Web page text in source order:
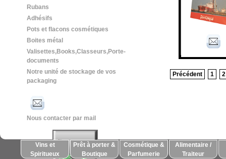
Rubans
Adhésifs
Pots et flacons cosmétiques
Boites métal
Valisettes,Books,Classeurs,Porte-
documents
Notre unité de stockage de vos
packaging
Nous contacter par mail
Précédent 1 2
Vins et
Spiritueux
Prêt à porter &
Boutique
Cosmétique &
Parfumerie
Alimentaire /
Traiteur